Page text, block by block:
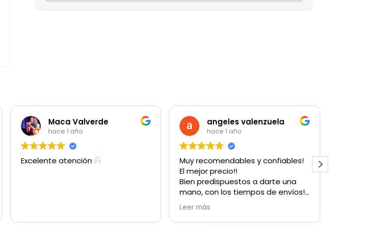
Maca Valverde
hace 1 año
Excelente atención
angeles valenzuela
hace 1 año
Muy recomendables y confiables!
El mejor precio!!
Bien predispuestos a darte una
mano, con los tiempos de envíos!
Obvio que vuelvo a comprarles!
Gracias!
Leer más